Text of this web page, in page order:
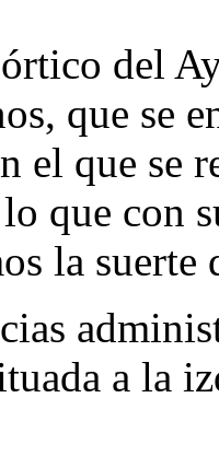
del
que se
el que se
que con
la suerte
a la